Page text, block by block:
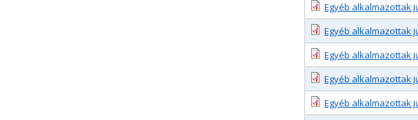
Egyéb alkalmazottak
Egyéb alkalmazottak
Egyéb alkalmazottak
Egyéb alkalmazottak
Egyéb alkalmazottak